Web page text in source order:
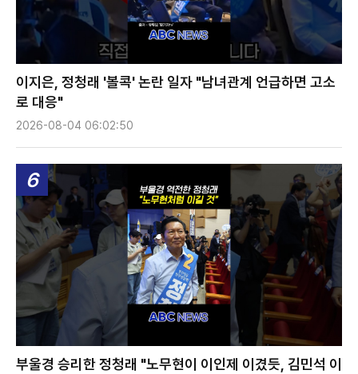
이지은, 정청래 '볼콕' 논란 일자 "남녀관계 언급하면 고소
로 대응"
2026-08-04 06:02:50
6
부울경 승리한 정청래 "노무현이 이인제 이겼듯, 김민석 이